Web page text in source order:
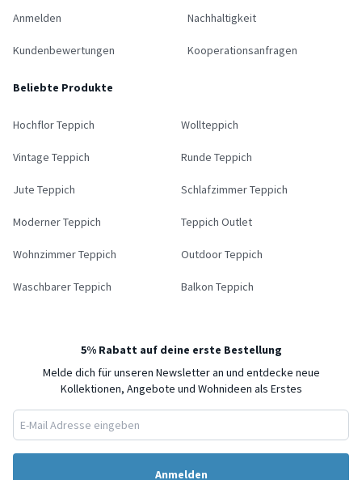
Anmelden
Kundenbewertungen
Nachhaltigkeit
Kooperationsanfragen
Beliebte Produkte
Hochflor Teppich Wollteppich
Vintage Teppich Runde Teppich
Jute Teppich Schlafzimmer Teppich
Moderner Teppich Teppich Outlet
Wohnzimmer Teppich Outdoor Teppich
Waschbarer Teppich Balkon Teppich
5% Rabatt auf deine erste Bestellung
Melde dich für unseren Newsletter an und entdecke neue
Kollektionen, Angebote und Wohnideen als Erstes
Anmelden